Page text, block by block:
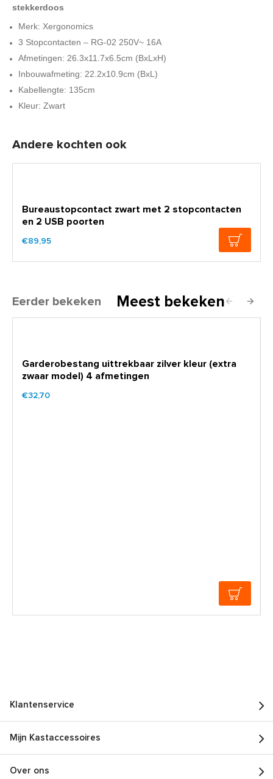
stekkerdoos
Merk: Xergonomics
3 Stopcontacten – RG-02 250V~ 16A
Afmetingen: 26.3x11.7x6.5cm (BxLxH)
Inbouwafmeting: 22.2x10.9cm (BxL)
Kabellengte: 135cm
Kleur: Zwart
Andere kochten ook
Bureaustopcontact zwart met 2 stopcontacten
en 2 USB poorten
€89,95
Eerder bekeken Meest bekeken
Garderobestang uittrekbaar zilver kleur (extra
zwaar model) 4 afmetingen
€32,70
Klantenservice
Mijn Kastaccessoires
Over ons